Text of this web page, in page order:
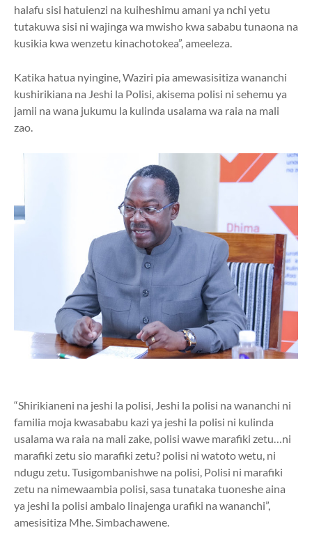
halafu sisi hatuienzi na kuiheshimu amani ya nchi yetu
tutakuwa sisi ni wajinga wa mwisho kwa sababu tunaona na
kusikia kwa wenzetu kinachotokea”, ameeleza.
Katika hatua nyingine, Waziri pia amewasisitiza wananchi
kushirikiana na Jeshi la Polisi, akisema polisi ni sehemu ya
jamii na wana jukumu la kulinda usalama wa raia na mali
zao.
“Shirikianeni na jeshi la polisi, Jeshi la polisi na wananchi ni
familia moja kwasababu kazi ya jeshi la polisi ni kulinda
usalama wa raia na mali zake, polisi wawe marafiki zetu…ni
marafiki zetu sio marafiki zetu? polisi ni watoto wetu, ni
ndugu zetu. Tusigombanishwe na polisi, Polisi ni marafiki
zetu na nimewaambia polisi, sasa tunataka tuoneshe aina
ya jeshi la polisi ambalo linajenga urafiki na wananchi”,
amesisitiza Mhe. Simbachawene.